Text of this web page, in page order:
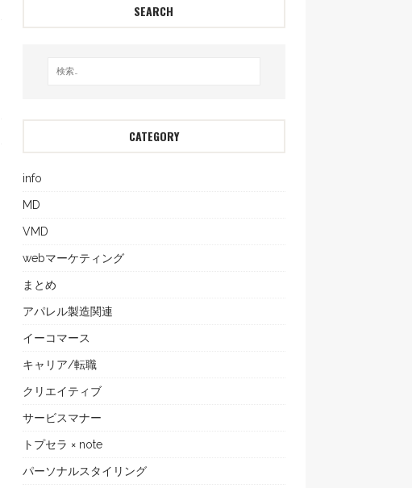
SEARCH
CATEGORY
info
MD
VMD
webマーケティング
まとめ
アパレル製造関連
イーコマース
キャリア/転職
クリエイティブ
サービスマナー
トプセラ × note
パーソナルスタイリング